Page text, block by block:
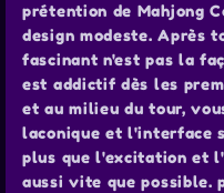
prétention de Mahjong
design modeste. Après
fascinant n'est pas la
est addictif dès les
et au milieu du tour,
laconique et l'interface
plus que l'excitation et
aussi vite que possible.